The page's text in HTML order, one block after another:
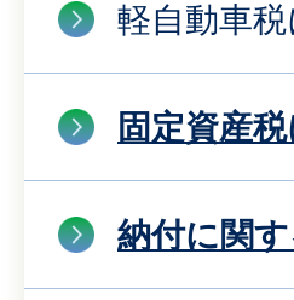
軽自動車
固定資産
納付に関